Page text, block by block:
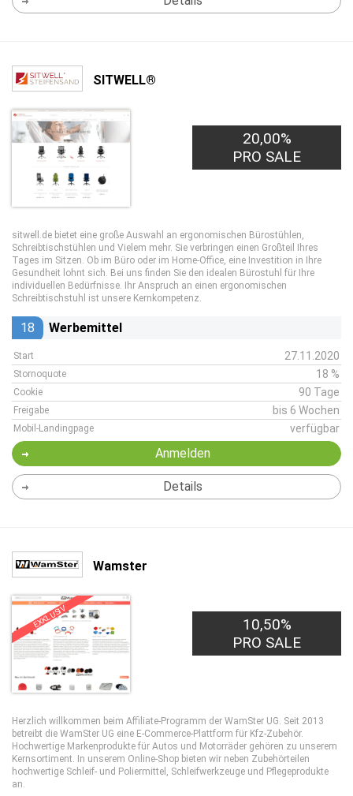
SITWELL®
20,00%
PRO SALE
sitwell.de bietet eine große Auswahl an ergonomischen Bürostühlen,
Schreibtischstühlen und Vielem mehr. Sie verbringen einen Großteil Ihres
Tages im Sitzen. Ob im Büro oder im Home-Office, eine Investition in Ihre
Gesundheit lohnt sich. Bei uns finden Sie den idealen Bürostuhl für Ihre
individuellen Bedürfnisse. Ihr Anspruch an einen ergonomischen
Schreibtischstuhl ist unsere Kernkompetenz.
18 Werbemittel
Start 27.11.2020
Stornoquote 18 %
Cookie 90 Tage
Freigabe bis 6 Wochen
Mobil-Landingpage verfügbar
Anmelden
Details
Wamster
EXKLUSIV
10,50%
PRO SALE
Herzlich willkommen beim Affiliate-Programm der WamSter UG. Seit 2013
betreibt die WamSter UG eine E-Commerce-Plattform für Kfz-Zubehör.
Hochwertige Markenprodukte für Autos und Motorräder gehören zu unserem
Kernsortiment. In unserem Online-Shop bieten wir neben Zubehörteilen
hochwertige Schleif- und Poliermittel, Schleifwerkzeuge und Pflegeprodukte
an.